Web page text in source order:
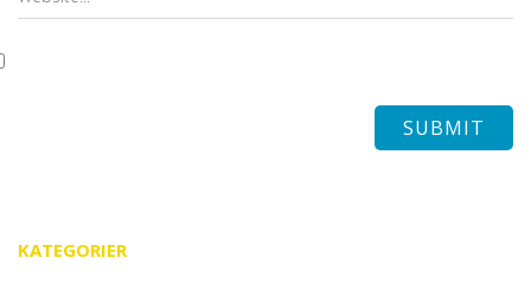
KATEGORIER